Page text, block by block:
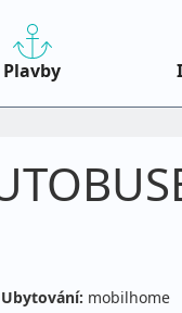
Plavby
Ubytování: mobilhome